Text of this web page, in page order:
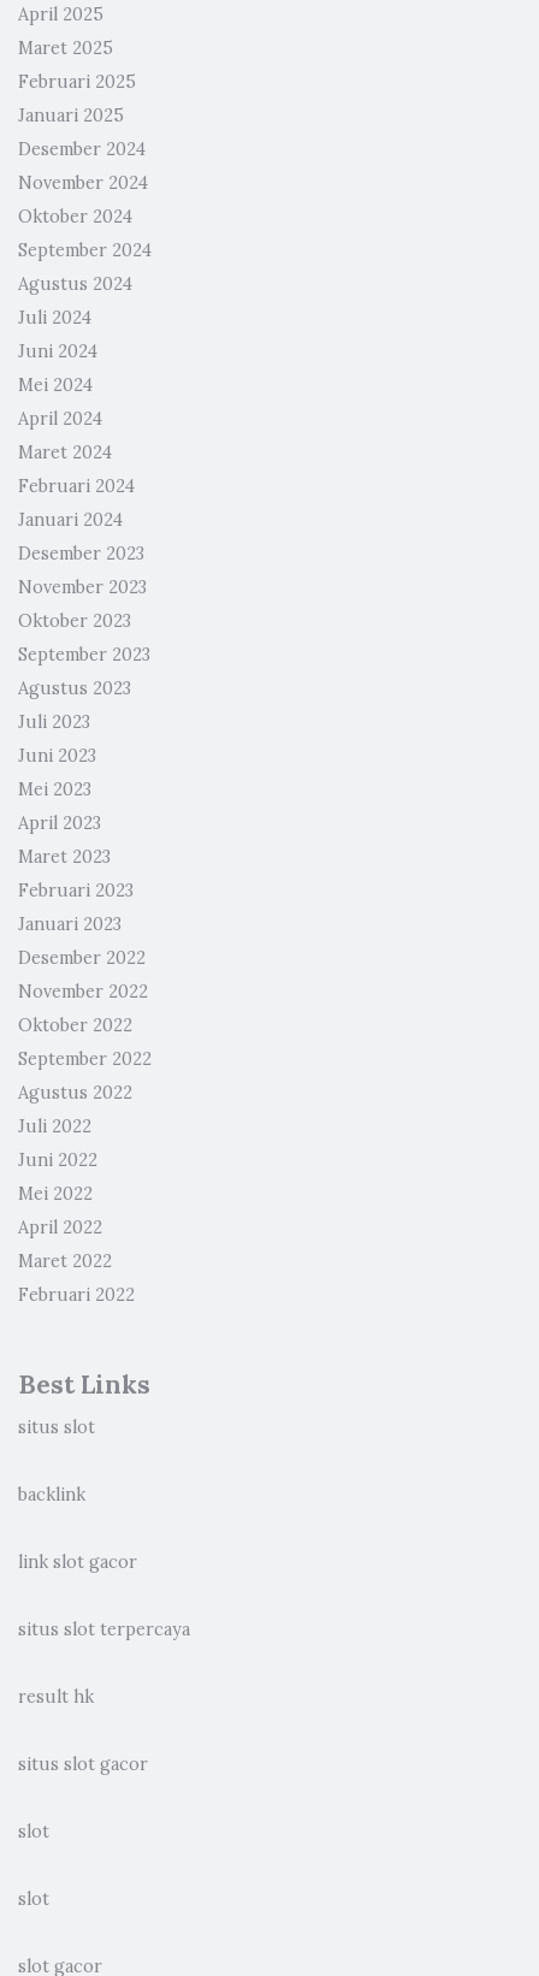
April 2025
Maret 2025
Februari 2025
Januari 2025
Desember 2024
November 2024
Oktober 2024
September 2024
Agustus 2024
Juli 2024
Juni 2024
Mei 2024
April 2024
Maret 2024
Februari 2024
Januari 2024
Desember 2023
November 2023
Oktober 2023
September 2023
Agustus 2023
Juli 2023
Juni 2023
Mei 2023
April 2023
Maret 2023
Februari 2023
Januari 2023
Desember 2022
November 2022
Oktober 2022
September 2022
Agustus 2022
Juli 2022
Juni 2022
Mei 2022
April 2022
Maret 2022
Februari 2022
Best Links
situs slot
backlink
link slot gacor
situs slot terpercaya
result hk
situs slot gacor
slot
slot
slot gacor